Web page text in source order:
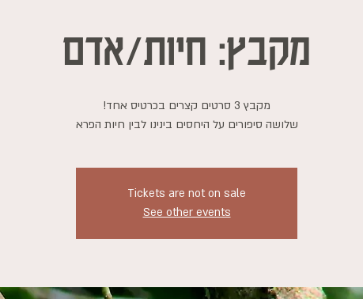
מקבץ: חיות/אדם
שלושה סיפורים על היחסים בינינו לבין חיות הפרא
Tickets are not on sale
See other events